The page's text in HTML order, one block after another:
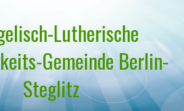
Lutherische
Gemeinde Berlin-
Steglitz